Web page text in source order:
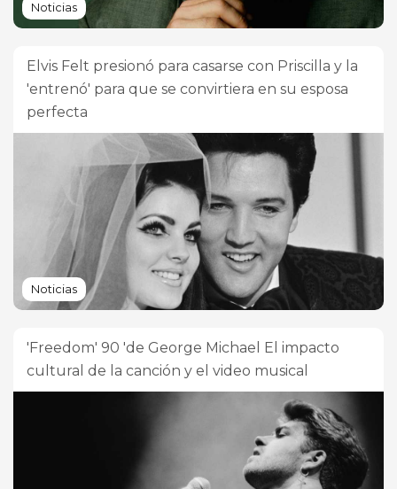
Noticias
Elvis Felt presionó para casarse con Priscilla y la
'entrenó' para que se convirtiera en su esposa
perfecta
Noticias
'Freedom' 90 'de George Michael El impacto
cultural de la canción y el video musical